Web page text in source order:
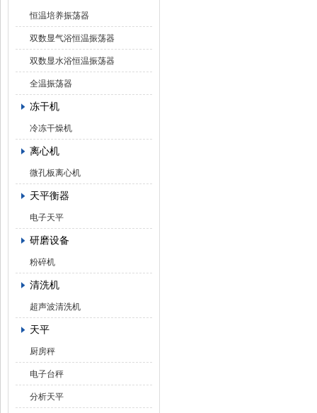
恒温培养振荡器
双数显气浴恒温振荡器
双数显水浴恒温振荡器
全温振荡器
冻干机
冷冻干燥机
离心机
微孔板离心机
天平衡器
电子天平
研磨设备
粉碎机
清洗机
超声波清洗机
天平
厨房秤
电子台秤
分析天平